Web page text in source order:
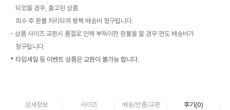
되었을 경우, 출고된 상품
회수 후 환불 처리되며 왕복 배송비 청구됩니다.
상품 사이즈 교환시 품절로 인해 부득이한 환불을 할 경우 편도 배송비가
청구됩니다.
* 타임세일 등 이벤트 상품은 교환이 불가능 합니다.
상세정보 사이즈 배송/반품/교환 후기(0)